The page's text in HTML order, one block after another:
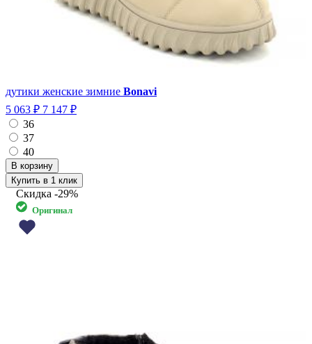
дутики женские зимние Bonavi
5 063 ₽ 7 147 ₽
36
37
40
Купить в 1 клик
Скидка -29%
Оригинал